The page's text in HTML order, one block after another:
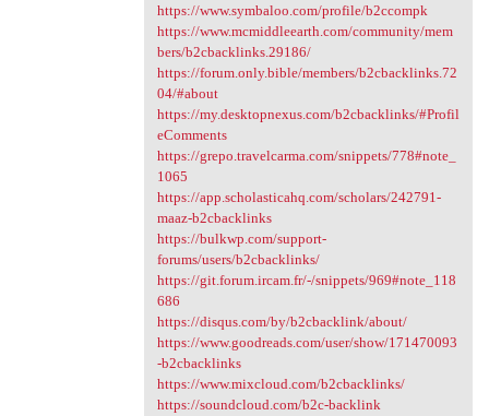
https://www.symbaloo.com/profile/b2ccompk
https://www.mcmiddleearth.com/community/mem
bers/b2cbacklinks.29186/
https://forum.only.bible/members/b2cbacklinks.72
04/#about
https://my.desktopnexus.com/b2cbacklinks/#Profil
eComments
https://grepo.travelcarma.com/snippets/778#note_
1065
https://app.scholasticahq.com/scholars/242791-
maaz-b2cbacklinks
https://bulkwp.com/support-
forums/users/b2cbacklinks/
https://git.forum.ircam.fr/-/snippets/969#note_118
686
https://disqus.com/by/b2cbacklink/about/
https://www.goodreads.com/user/show/171470093
-b2cbacklinks
https://www.mixcloud.com/b2cbacklinks/
https://soundcloud.com/b2c-backlink